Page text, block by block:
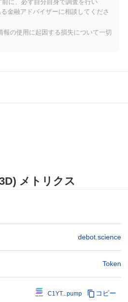
メトリクス
debot.science
Token
C1YT...pump コピー
には、DeFiプラットフォームとのパー
のエンゲージメントと成長を促進する
アチブが含まれます。
後はどうなりますか？
は、プルーフ・オブ・ステークと委任
リティとスケーラビリティが向上しま
モデルは、長期保有とコミュニティ参
スケースは、ゲーム業界内での分散型
焦点を当てており、開発者とユーザー
テムを創造しています。
ができますか？
に、必ず自分自身で調査を行い
る金融アドバイザーに相談してくださ
報の使用に起因する損失について一切